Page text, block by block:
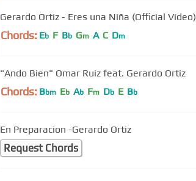
Gerardo Ortiz - Eres una Niña (Official Video)
Chords: Eb F Bb Gm A C Dm
"Ando Bien" Omar Ruiz feat. Gerardo Ortiz
Chords: Bbm Eb Ab Fm Db E Bb
En Preparacion -Gerardo Ortiz
Request Chords